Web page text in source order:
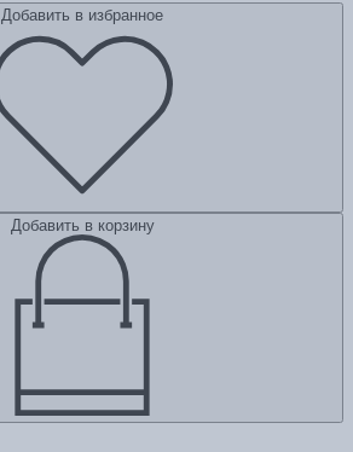
Добавить в избранное
Добавить в корзину